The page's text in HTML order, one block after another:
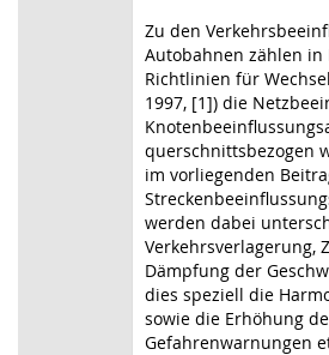
Zu den
Autobahnen zählen
Richtlinien für
1997, [1]) die
querschnittsbezogen
im vorliegenden
werden dabei
Verkehrsverlagerung,
Dämpfung der
dies speziell die
sowie die Erhöhung
Gefahrenwarnungen